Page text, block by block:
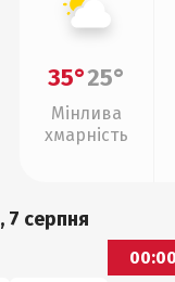
35°25°
Мінлива
хмарність
7 серпня
00:00